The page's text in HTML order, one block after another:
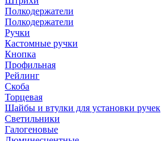
Полкодержатели
Полкодержатели
Ручки
Кастомные ручки
Кнопка
Профильная
Рейлинг
Скоба
Торцевая
Шайбы и втулки для установки ручек
Светильники
Галогеновые